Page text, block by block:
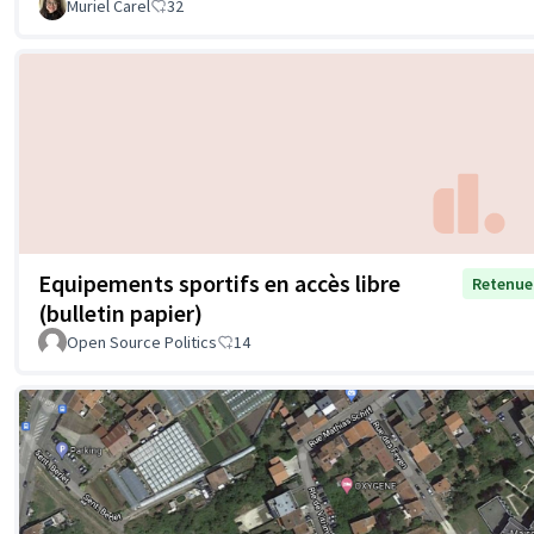
Muriel Carel 32
Equipements sportifs en accès libre
(bulletin papier)
Retenue
Open Source Politics 14